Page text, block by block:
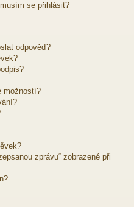
se přihlásit?
odpověď?
možností?
zprávu“ zobrazené při